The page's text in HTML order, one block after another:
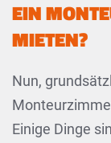
EIN
MIETEN?
Nun,
Einige Dinge